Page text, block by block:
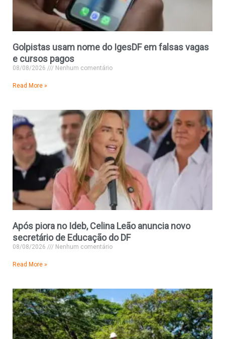
Golpistas usam nome do IgesDF em falsas vagas
e cursos pagos
08/08/2026 Nenhum comentário
Read More »
Após piora no Ideb, Celina Leão anuncia novo
secretário de Educação do DF
08/08/2026 Nenhum comentário
Read More »